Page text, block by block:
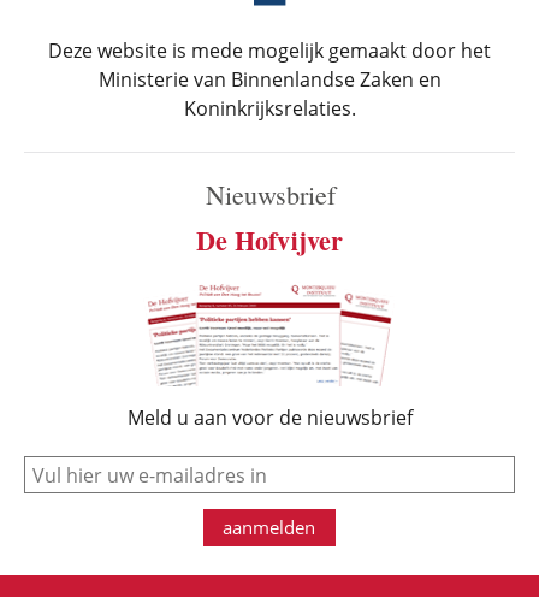
Deze website is mede mogelijk gemaakt door het
Ministerie van Binnenlandse Zaken en
Koninkrijksrelaties.
Nieuwsbrief
De Hofvijver
Meld u aan voor de nieuwsbrief
e-mail
aanmelden